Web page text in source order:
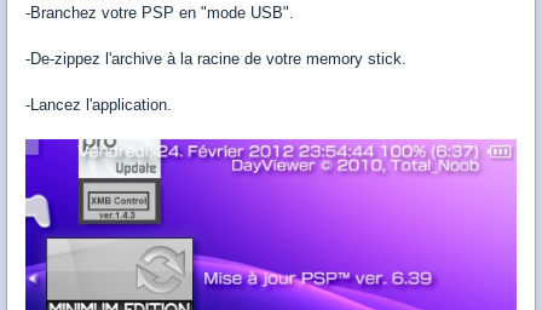
-Branchez votre PSP en "mode USB".
-De-zippez l'archive à la racine de votre memory stick.
-Lancez l'application.